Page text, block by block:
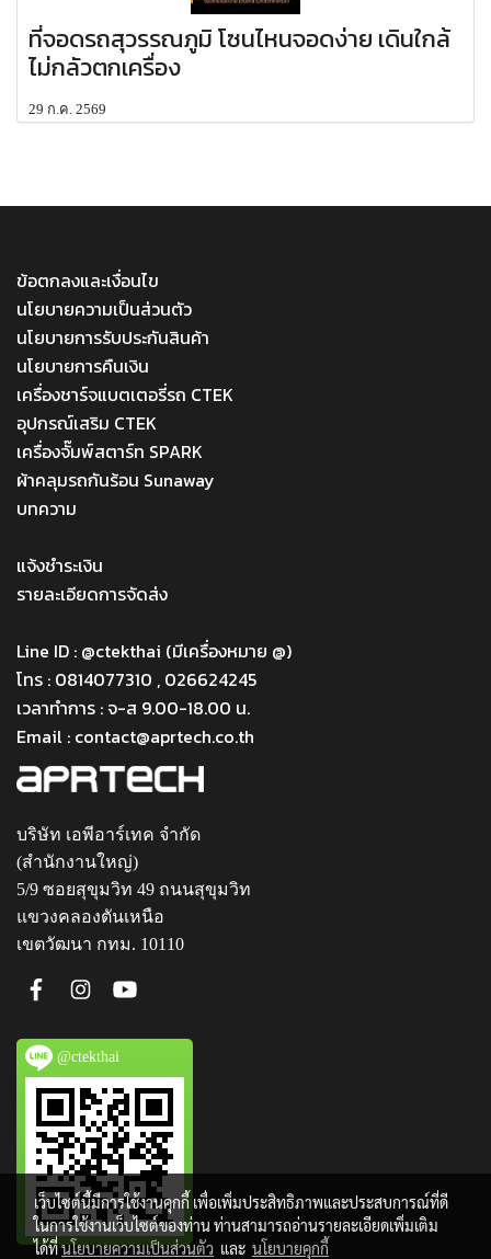
ที่จอดรถสุวรรณภูมิ โซนไหนจอดง่าย เดินใกล้
ไม่กลัวตกเครื่อง
29 ก.ค. 2569
ข้อตกลงและเงื่อนไข
นโยบายความเป็นส่วนตัว
นโยบายการรับประกันสินค้า
นโยบายการคืนเงิน
เครื่องชาร์จแบตเตอรี่รถ CTEK
อุปกรณ์เสริม CTEK
เครื่องจั๊มพ์สตาร์ท SPARK
ผ้าคลุมรถกันร้อน Sunaway
บทความ
แจ้งชำระเงิน
รายละเอียดการจัดส่ง
Line ID : @ctekthai (มีเครื่องหมาย @)
โทร : 0814077310 , 026624245
เวลาทำการ : จ-ส 9.00-18.00 น.
Email : contact@aprtech.co.th
บริษัท เอพีอาร์เทค จำกัด
(สำนักงานใหญ่)
5/9 ซอยสุขุมวิท 49 ถนนสุขุมวิท
แขวงคลองตันเหนือ
เขตวัฒนา กทม. 10110
@ctekthai
เว็บไซต์นี้มีการใช้งานคุกกี้ เพื่อเพิ่มประสิทธิภาพและประสบการณ์ที่ดี
ในการใช้งานเว็บไซต์ของท่าน ท่านสามารถอ่านรายละเอียดเพิ่มเติม
ได้ที่นโยบายความเป็นส่วนตัว และ นโยบายคุกกี้